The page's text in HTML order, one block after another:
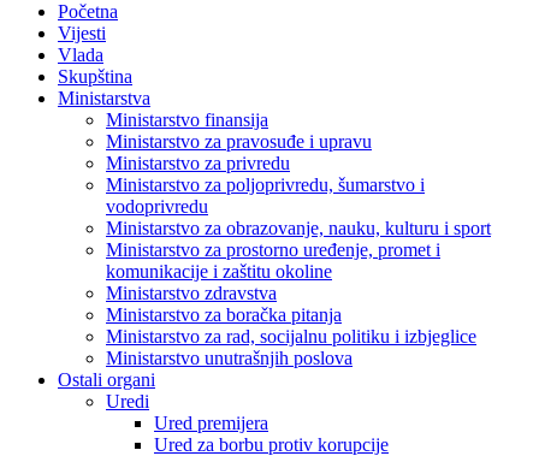
Početna
Vijesti
Vlada
Skupština
Ministarstva
Ministarstvo finansija
Ministarstvo za pravosuđe i upravu
Ministarstvo za privredu
Ministarstvo za poljoprivredu, šumarstvo i
vodoprivredu
Ministarstvo za obrazovanje, nauku, kulturu i sport
Ministarstvo za prostorno uređenje, promet i
komunikacije i zaštitu okoline
Ministarstvo zdravstva
Ministarstvo za boračka pitanja
Ministarstvo za rad, socijalnu politiku i izbjeglice
Ministarstvo unutrašnjih poslova
Ostali organi
Uredi
Ured premijera
Ured za borbu protiv korupcije